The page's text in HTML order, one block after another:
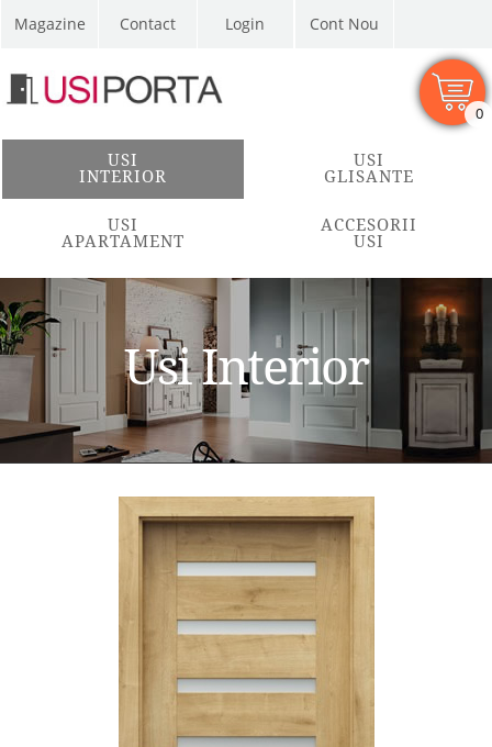
Magazine Contact Cont Nou
0
USI
INTERIOR
USI
GLISANTE
USI
APARTAMENT
ACCESORII
USI
Usi Interior